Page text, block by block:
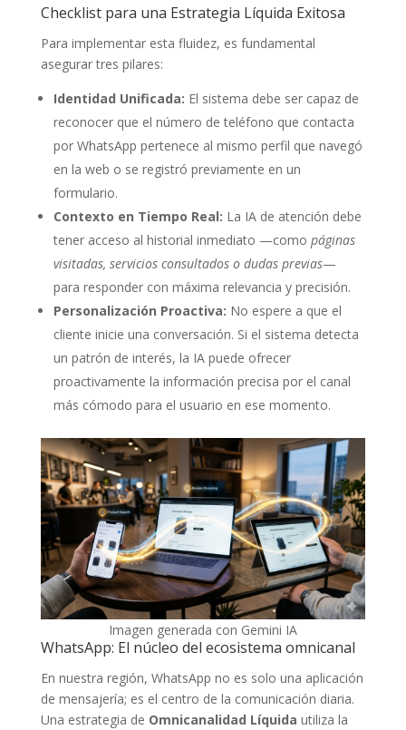
Checklist para una Estrategia Líquida Exitosa
Para implementar esta fluidez, es fundamental
asegurar tres pilares:
Identidad Unificada: El sistema debe ser capaz de
reconocer que el número de teléfono que contacta
por WhatsApp pertenece al mismo perfil que navegó
en la web o se registró previamente en un
formulario.
Contexto en Tiempo Real: La IA de atención debe
tener acceso al historial inmediato —como páginas
visitadas, servicios consultados o dudas previas—
para responder con máxima relevancia y precisión.
Personalización Proactiva: No espere a que el
cliente inicie una conversación. Si el sistema detecta
un patrón de interés, la IA puede ofrecer
proactivamente la información precisa por el canal
más cómodo para el usuario en ese momento.
Imagen generada con Gemini IA
WhatsApp: El núcleo del ecosistema omnicanal
En nuestra región, WhatsApp no es solo una aplicación
de mensajería; es el centro de la comunicación diaria.
Una estrategia de Omnicanalidad Líquida utiliza la